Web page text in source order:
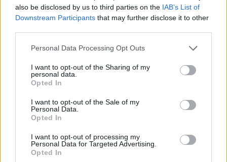
also be disclosed by us to third parties on the IAB’s List of
Downstream Participants that may further disclose it to other
Personal Data Processing Opt Outs
I want to opt-out of the Sharing of my
personal data.
Opted In
I want to opt-out of the Sale of my
Personal Data.
Opted In
I want to opt-out of processing my
Personal Data for Targeted Advertising.
Opted In
ΔΕΙΤΕ ΕΠΙΣΗΣ